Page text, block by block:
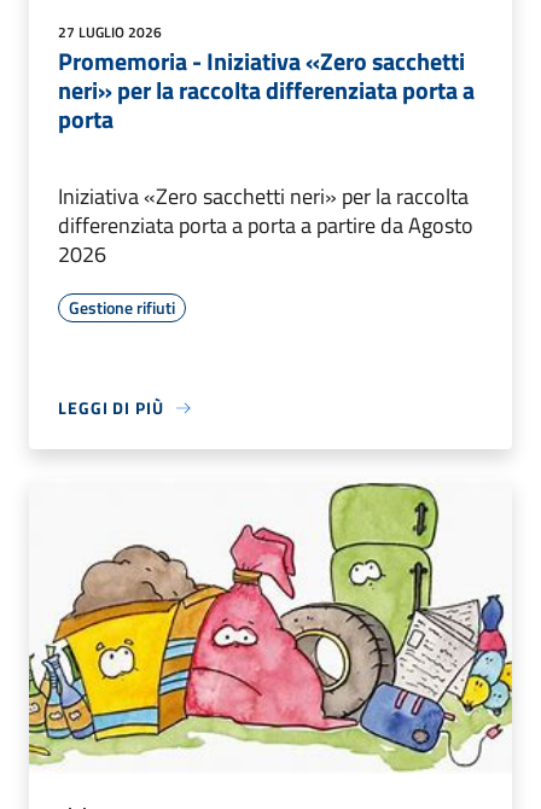
27 LUGLIO 2026
Promemoria - Iniziativa «Zero sacchetti
neri» per la raccolta differenziata porta a
porta
Iniziativa «Zero sacchetti neri» per la raccolta
differenziata porta a porta a partire da Agosto
2026
Gestione rifiuti
LEGGI DI PIÙ